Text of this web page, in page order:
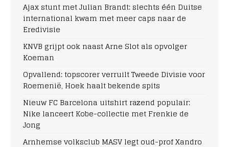
Ajax stunt met Julian Brandt: slechts één Duitse
international kwam met meer caps naar de
Eredivisie
KNVB grijpt ook naast Arne Slot als opvolger
Koeman
Opvallend: topscorer verruilt Tweede Divisie voor
Roemenië, Hoek haalt bekende spits
Nieuw FC Barcelona uitshirt razend populair:
Nike lanceert Kobe-collectie met Frenkie de
Jong
Arnhemse volksclub MASV legt oud-prof Xandro